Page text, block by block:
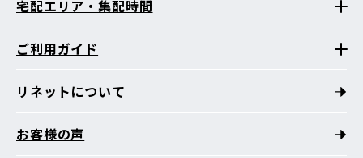
宅配エリア・集配時間
ご利用ガイド
リネットについて
お客様の声